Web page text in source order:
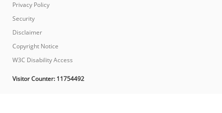
Privacy Policy
Security
Disclaimer
Copyright Notice
W3C Disability Access
Visitor Counter: 11754492